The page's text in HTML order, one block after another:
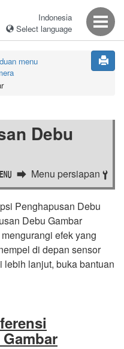
Indonesia
Select language
menu
Debu
Menu persiapan B
Penghapusan Debu
Debu Gambar
efek yang
di depan sensor
lebih lanjut, buka bantuan